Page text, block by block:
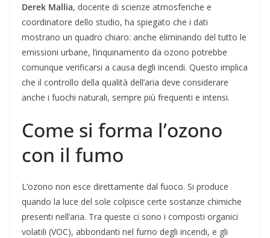
Derek Mallia, docente di scienze atmosferiche e
coordinatore dello studio, ha spiegato che i dati
mostrano un quadro chiaro: anche eliminando del tutto le
emissioni urbane, l’inquinamento da ozono potrebbe
comunque verificarsi a causa degli incendi. Questo implica
che il controllo della qualità dell’aria deve considerare
anche i fuochi naturali, sempre più frequenti e intensi.
Come si forma l’ozono
con il fumo
L’ozono non esce direttamente dal fuoco. Si produce
quando la luce del sole colpisce certe sostanze chimiche
presenti nell’aria. Tra queste ci sono i composti organici
volatili (VOC), abbondanti nel fumo degli incendi, e gli